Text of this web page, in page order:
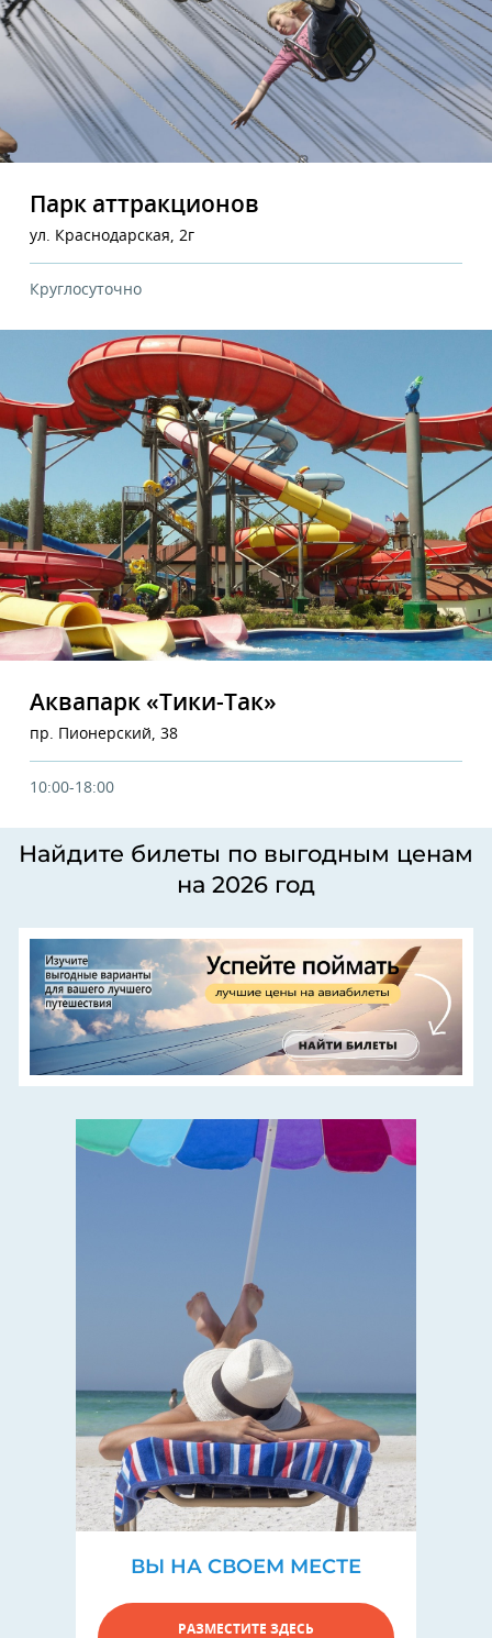
Парк аттракционов
ул. Краснодарская, 2г
Круглосуточно
Аквапарк «Тики-Так»
пр. Пионерский, 38
10:00-18:00
Найдите билеты по выгодным ценам
на 2026 год
ВЫ НА СВОЕМ МЕСТЕ
РАЗМЕСТИТЕ ЗДЕСЬ